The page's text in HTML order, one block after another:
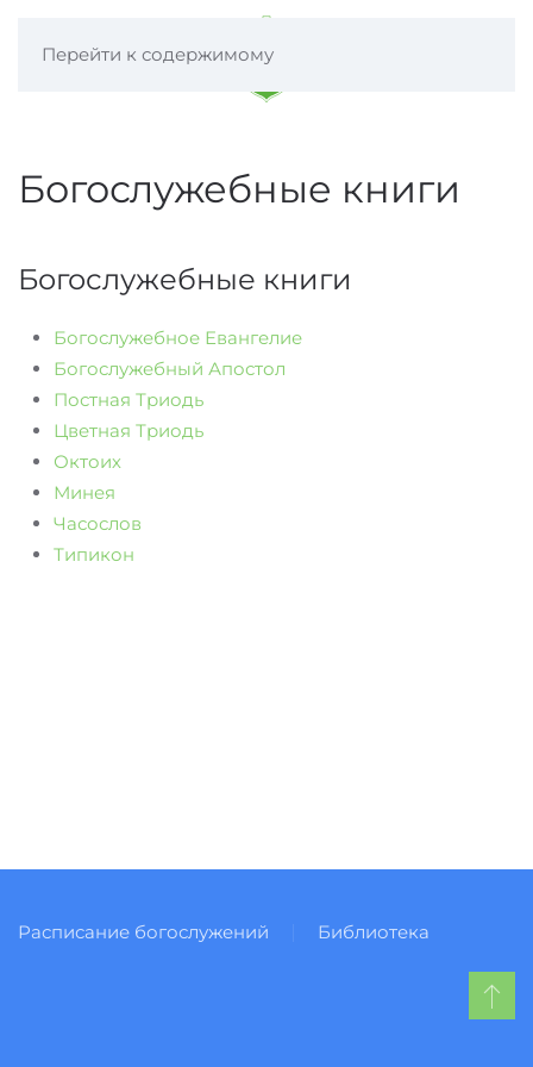
Перейти к содержимому
Богослужебные книги
Богослужебные книги
Богослужебное Евангелие
Богослужебный Апостол
Постная Триодь
Цветная Триодь
Октоих
Минея
Часослов
Типикон
Расписание богослужений Библиотека